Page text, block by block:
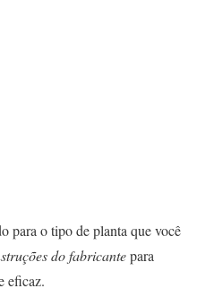
para o tipo de planta que você
do fabricantepara
eficaz.